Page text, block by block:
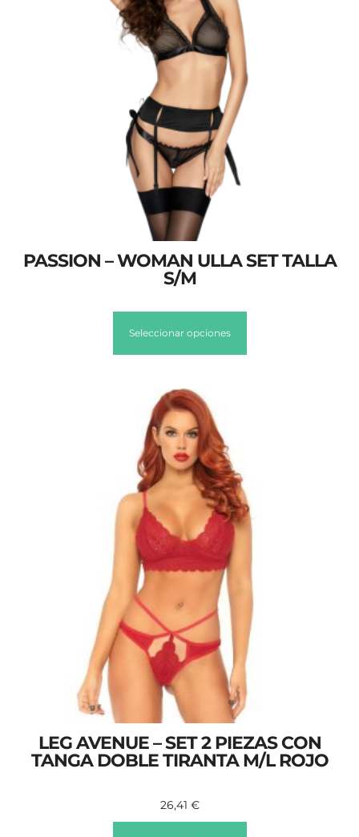
PASSION – WOMAN ULLA SET TALLA
S/M
Seleccionar opciones
LEG AVENUE – SET 2 PIEZAS CON
TANGA DOBLE TIRANTA M/L ROJO
26,41 €